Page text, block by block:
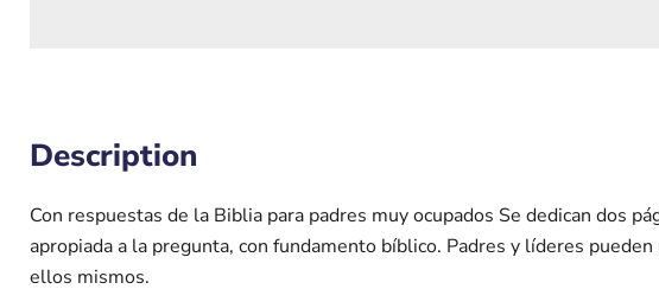
Description
Con respuestas de la Biblia para padres muy ocupados Se dedican dos
apropiada a la pregunta, con fundamento bíblico. Padres y líderes
ellos mismos.